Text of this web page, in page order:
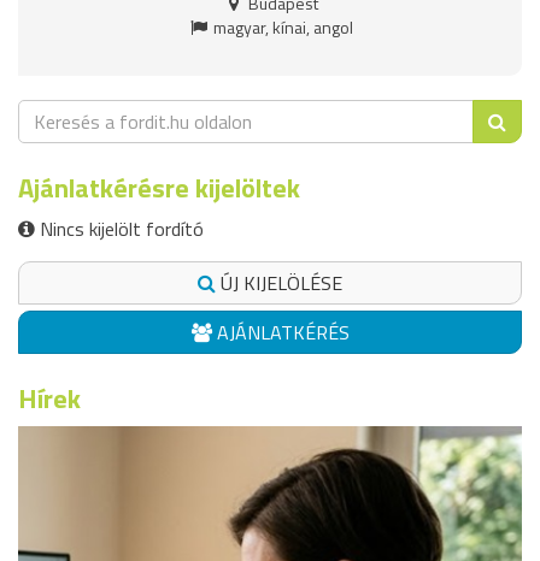
magyar, kínai, angol
Ajánlatkérésre kijelöltek
Nincs kijelölt fordító
ÚJ KIJELÖLÉSE
AJÁNLATKÉRÉS
Hírek